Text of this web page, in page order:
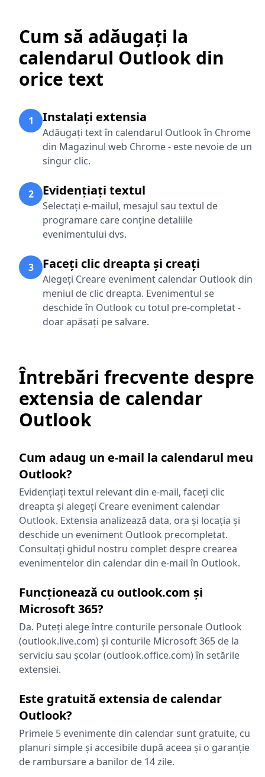
Cum să adăugați la
calendarul Outlook din
orice text
1 Instalați extensia
Adăugați text în calendarul Outlook în Chrome
din Magazinul web Chrome - este nevoie de un
singur clic.
2 Evidențiați textul
Selectați e-mailul, mesajul sau textul de
programare care conține detaliile
evenimentului dvs.
3 Faceți clic dreapta și creați
Alegeți Creare eveniment calendar Outlook din
meniul de clic dreapta. Evenimentul se
deschide în Outlook cu totul pre-completat -
doar apăsați pe salvare.
Întrebări frecvente despre
extensia de calendar
Outlook
Cum adaug un e-mail la calendarul meu
Outlook?
Evidențiați textul relevant din e-mail, faceți clic
dreapta și alegeți Creare eveniment calendar
Outlook. Extensia analizează data, ora și locația și
deschide un eveniment Outlook precompletat.
Consultați ghidul nostru complet despre crearea
evenimentelor din calendar din e-mail în Outlook.
Funcționează cu outlook.com și
Microsoft 365?
Da. Puteți alege între conturile personale Outlook
(outlook.live.com) și conturile Microsoft 365 de la
serviciu sau școlar (outlook.office.com) în setările
extensiei.
Este gratuită extensia de calendar
Outlook?
Primele 5 evenimente din calendar sunt gratuite, cu
planuri simple și accesibile după aceea și o garanție
de rambursare a banilor de 14 zile.